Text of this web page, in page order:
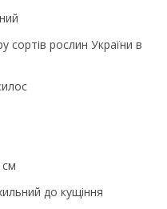
сортів рослин України в
до кущіння